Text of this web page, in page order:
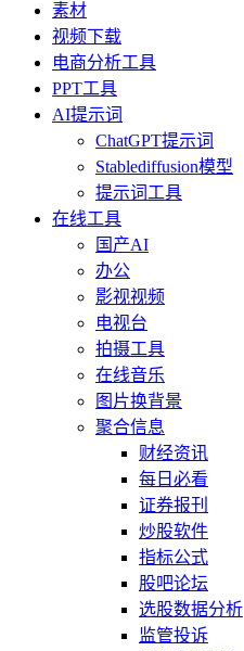
素材
视频下载
电商分析工具
PPT工具
AI提示词
ChatGPT提示词
Stablediffusion模型
提示词工具
在线工具
国产AI
办公
影视视频
电视台
拍摄工具
在线音乐
图片换背景
聚合信息
财经资讯
每日必看
证券报刊
炒股软件
指标公式
股吧论坛
选股数据分析
监管投诉